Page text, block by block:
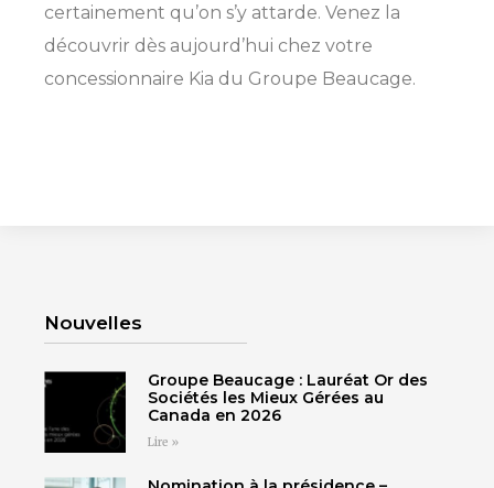
certainement qu’on s’y attarde. Venez la
découvrir dès aujourd’hui chez votre
concessionnaire Kia du Groupe Beaucage.
Nouvelles
Groupe Beaucage : Lauréat Or des
Sociétés les Mieux Gérées au
Canada en 2026
Lire »
CONFIGUREZ CE
VÉHICULE
UNE PROMOTION
VOUS ATTEND!
SHERBROOKE
GRANBY
MAGOG
MAGOG
VICTORIAVILLE
SHERBROOKE SHERBROOKE